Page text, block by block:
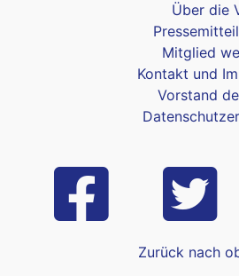
Über die
Mitglied
Kontakt und
Vorstand
Zurück nach